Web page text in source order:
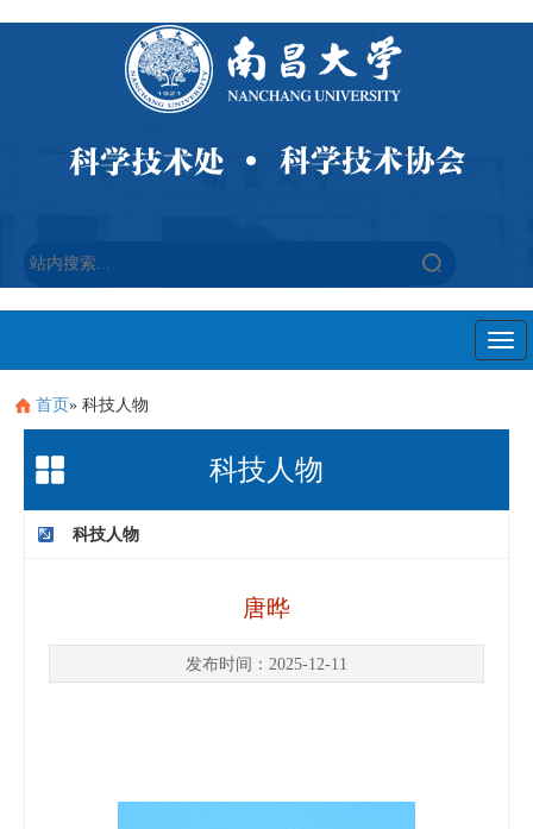
首页» 科技人物
科技人物
科技人物
唐晔
发布时间：2025-12-11